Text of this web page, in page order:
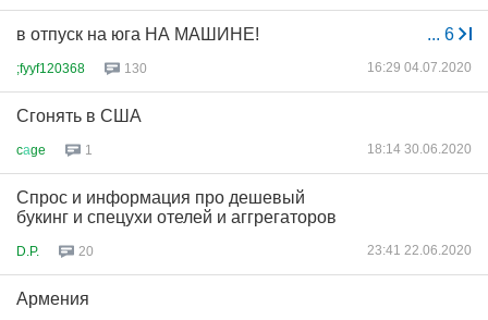
... 6
в отпуск на юга НА МАШИНЕ!
;fyyf120368 130 16:29 04.07.2020
Сгонять в США
cаge 1 18:14 30.06.2020
Спрос и информация про дешевый
букинг и спецухи отелей и аггрегаторов
D.P. 20 23:41 22.06.2020
Армения